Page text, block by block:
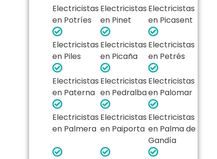
Electricistas
en Potríes
Electricistas
en Pinet
Electricistas
en Picasent
Electricistas
en Piles
Electricistas
en Picaña
Electricistas
en Petrés
Electricistas
en Paterna
Electricistas
en Pedralba
Electricistas
en Palomar
Electricistas
en Palmera
Electricistas
en Paiporta
Electricistas
en Palma de
Gandía